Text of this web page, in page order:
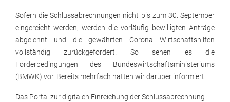
Sofern die Schlussabrechnungen nicht bis zum 30. September
eingereicht werden, werden die vorläufig bewilligten Anträge
abgelehnt und die gewährten Corona Wirtschaftshilfen
vollständig zurückgefordert. So sehen es die
Förderbedingungen des Bundeswirtschaftsministeriums
(BMWK) vor. Bereits mehrfach hatten wir darüber informiert.
Das Portal zur digitalen Einreichung der Schlussabrechnung